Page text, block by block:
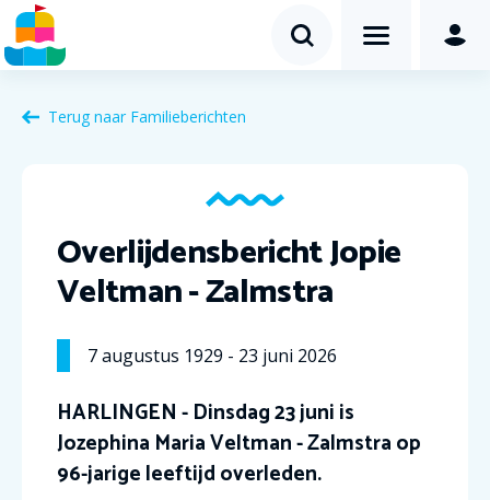
Terug naar Familieberichten
Overlijdensbericht Jopie
Veltman - Zalmstra
7augustus 1929 - 23 juni 2026
HARLINGEN - Dinsdag 23 juni is
Jozephina Maria Veltman - Zalmstra op
96-jarige leeftijd overleden.